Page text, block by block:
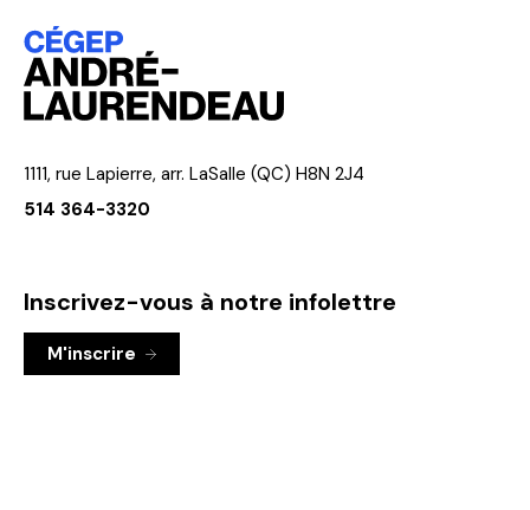
1111, rue Lapierre, arr. LaSalle (QC) H8N 2J4
514 364-3320
Inscrivez-vous à notre infolettre
M'inscrire